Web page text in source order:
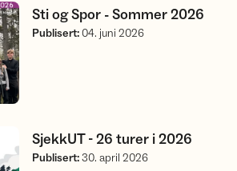
2026
Publisert:04. juni 2026
Sti og Spor - Sommer 2026
Publisert:30. april 2026
SjekkUT - 26 turer i 2026